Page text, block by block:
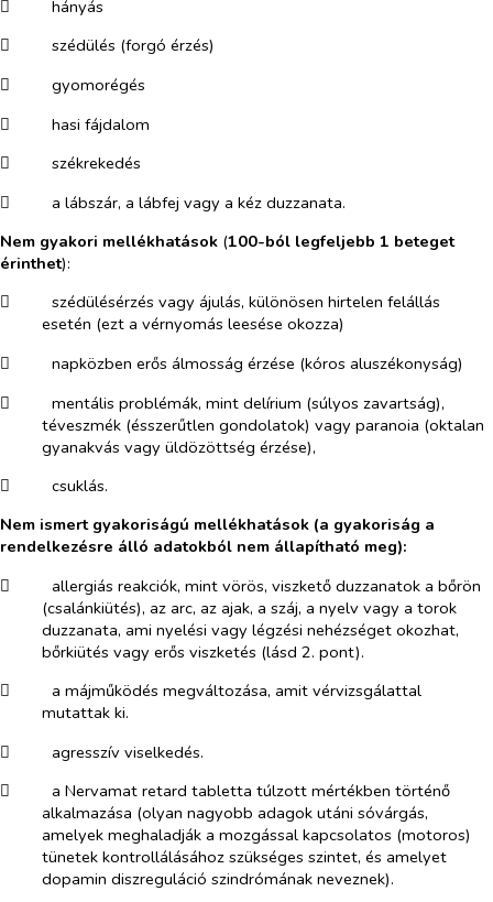
​
hányás
​
szédülés (forgó érzés)
​
gyomorégés
​
hasi fájdalom
​
székrekedés
​
a lábszár, a lábfej vagy a kéz duzzanata.
Nem gyakori mellékhatások (100-ból legfeljebb 1 beteget
érinthet):
​
szédülésérzés vagy ájulás, különösen hirtelen felállás
esetén (ezt a vérnyomás leesése okozza)
​
napközben erős álmosság érzése (kóros aluszékonyság)
​
mentális problémák, mint delírium (súlyos zavartság),
téveszmék (ésszerűtlen gondolatok) vagy paranoia (oktalan
gyanakvás vagy üldözöttség érzése),
​
csuklás.
Nem ismert gyakoriságú mellékhatások (a gyakoriság a
rendelkezésre álló adatokból nem állapítható meg):
​
allergiás reakciók, mint vörös, viszkető duzzanatok a bőrön
(csalánkiütés), az arc, az ajak, a száj, a nyelv vagy a torok
duzzanata, ami nyelési vagy légzési nehézséget okozhat,
bőrkiütés vagy erős viszketés (lásd 2. pont).
​
a májműködés megváltozása, amit vérvizsgálattal
mutattak ki.
​
agresszív viselkedés.
​
a Nervamat retard tabletta túlzott mértékben történő
alkalmazása (olyan nagyobb adagok utáni sóvárgás,
amelyek meghaladják a mozgással kapcsolatos (motoros)
tünetek kontrollálásához szükséges szintet, és amelyet
dopamin diszreguláció szindrómának neveznek).